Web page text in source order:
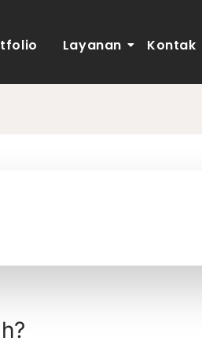
Layanan Kontak